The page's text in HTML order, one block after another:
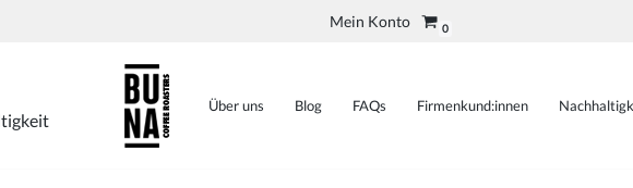
Mein Konto 0
Über uns Blog FAQs Firmenkund:innen